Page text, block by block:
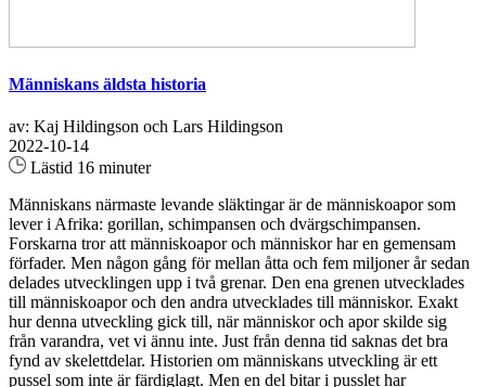
Människans äldsta historia
av: Kaj Hildingson och Lars Hildingson
2022-10-14
Lästid 16 minuter
Människans närmaste levande släktingar är de människoapor som
lever i Afrika: gorillan, schimpansen och dvärgschimpansen.
Forskarna tror att människoapor och människor har en gemensam
förfader. Men någon gång för mellan åtta och fem miljoner år sedan
delades utvecklingen upp i två grenar. Den ena grenen utvecklades
till människoapor och den andra utvecklades till människor. Exakt
hur denna utveckling gick till, när människor och apor skilde sig
från varandra, vet vi ännu inte. Just från denna tid saknas det bra
fynd av skelettdelar. Historien om människans utveckling är ett
pussel som inte är färdiglagt. Men en del bitar i pusslet har